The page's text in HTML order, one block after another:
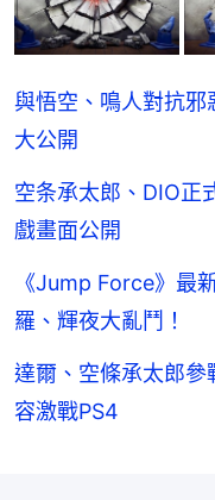
與悟空、鳴人對抗
大公開
空条承太郎、DIO正
戲畫面公開
《Jump Force》最
羅、輝夜大亂鬥！
達爾、空條承太郎
容激戰PS4